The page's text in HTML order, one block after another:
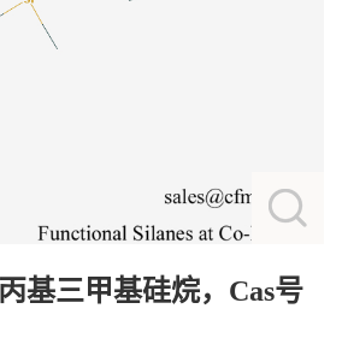
基三甲基硅烷，Cas号